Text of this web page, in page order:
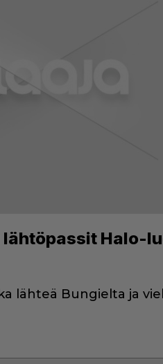
Halo-
lähteä Bungielta ja